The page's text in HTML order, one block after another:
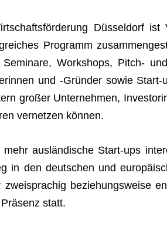
Düs­sel­dorf
Pro­gramm
Semi­nare, Work­shops, Pitch-
und ‑Grün­der sowie
gro­ßer Unter­neh­men,
ver­net­zen können.
mehr aus­län­di­sche Start-ups
in den deut­schen und
zwei­spra­chig bezie­hungs­weise
statt.